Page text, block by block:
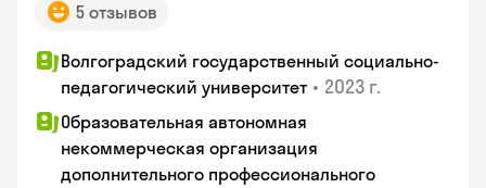
5 отзывов
Волгоградский государственный социально-
педагогический университет • 2023 г.
Образовательная автономная
некоммерческая организация
дополнительного профессионального